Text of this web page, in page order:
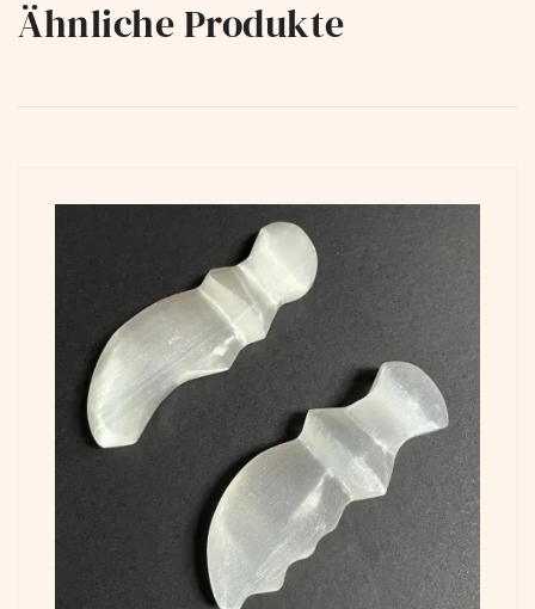
Ähnliche Produkte